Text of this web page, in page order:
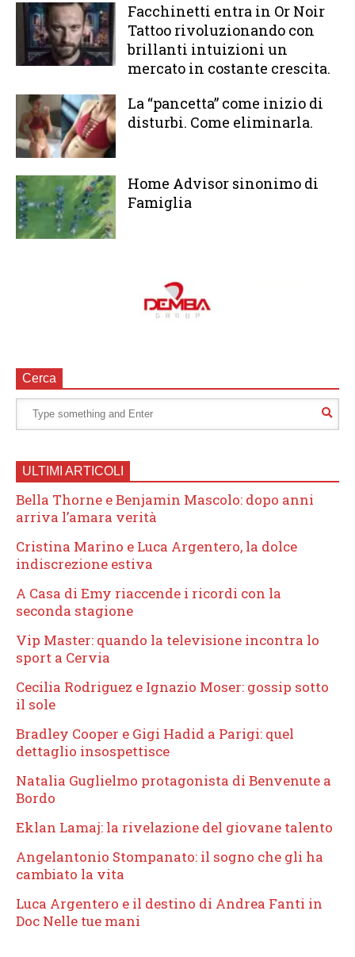
Facchinetti entra in Or Noir
Tattoo rivoluzionando con
brillanti intuizioni un
mercato in costante crescita.
La “pancetta” come inizio di
disturbi. Come eliminarla.
Home Advisor sinonimo di
Famiglia
Cerca
ULTIMI ARTICOLI
Bella Thorne e Benjamin Mascolo: dopo anni
arriva l’amara verità
Cristina Marino e Luca Argentero, la dolce
indiscrezione estiva
A Casa di Emy riaccende i ricordi con la
seconda stagione
Vip Master: quando la televisione incontra lo
sport a Cervia
Cecilia Rodriguez e Ignazio Moser: gossip sotto
il sole
Bradley Cooper e Gigi Hadid a Parigi: quel
dettaglio insospettisce
Natalia Guglielmo protagonista di Benvenute a
Bordo
Eklan Lamaj: la rivelazione del giovane talento
Angelantonio Stompanato: il sogno che gli ha
cambiato la vita
Luca Argentero e il destino di Andrea Fanti in
Doc Nelle tue mani